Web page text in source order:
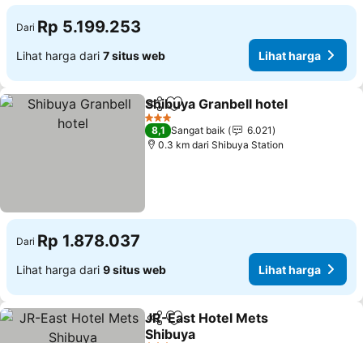
Dari Rp 5.199.253
Lihat harga dari 7 situs web Lihat harga
BagikanTambahkan ke favorit
Shibuya Granbell hotel
3 Bintang
8,1 Sangat baik
6.021
0.3 km dari Shibuya Station
Dari Rp 1.878.037
Lihat harga dari 9 situs web Lihat harga
BagikanTambahkan ke favorit
JR-East Hotel Mets
Shibuya